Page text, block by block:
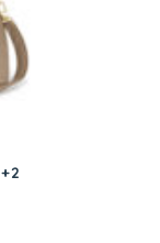
+2